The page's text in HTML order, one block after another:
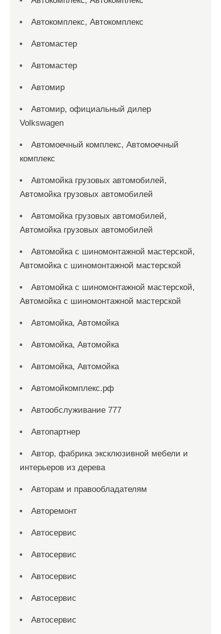
Автокомплекс, Автокомплекс
Автомастер
Автомастер
Автомир
Автомир, официальный дилер
Volkswagen
Автомоечный комплекс, Автомоечный
комплекс
Автомойка грузовых автомобилей,
Автомойка грузовых автомобилей
Автомойка грузовых автомобилей,
Автомойка грузовых автомобилей
Автомойка с шиномонтажной мастерской,
Автомойка с шиномонтажной мастерской
Автомойка с шиномонтажной мастерской,
Автомойка с шиномонтажной мастерской
Автомойка, Автомойка
Автомойка, Автомойка
Автомойка, Автомойка
Автомойкомплекс.рф
Автообслуживание 777
Автопартнер
Автор, фабрика эксклюзивной мебели и
интерьеров из дерева
Авторам и правообладателям
Авторемонт
Автосервис
Автосервис
Автосервис
Автосервис
Автосервис